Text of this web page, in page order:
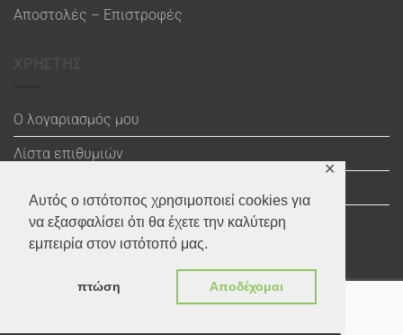
Αυτός ο ιστότοπος χρησιμοποιεί cookies για
να εξασφαλίσει ότι θα έχετε την καλύτερη
εμπειρία στον ιστότοπό μας.
πτώση Αποδέχομαι
✕
Αποστολές – Επιστροφές
Ο λογαριασμός μου
Λίστα επιθυμιών
Ολοκλήρωση αγοράς
Visa MasterCardPayPal